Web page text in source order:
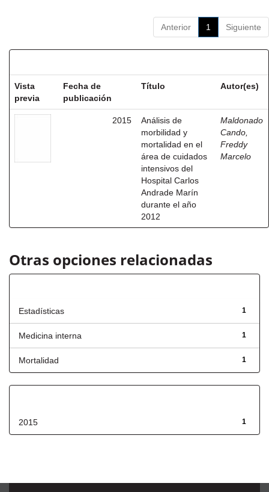
Anterior 1 Siguiente
Vista
previa
Fecha de
publicación
Título Autor(es)
2015
Análisis de
morbilidad y
mortalidad en el
área de cuidados
intensivos del
Hospital Carlos
Andrade Marín
durante el año
2012
Maldonado
Cando,
Freddy
Marcelo
Otras opciones relacionadas
1
Estadísticas
1
Medicina interna
1
Mortalidad
1
2015